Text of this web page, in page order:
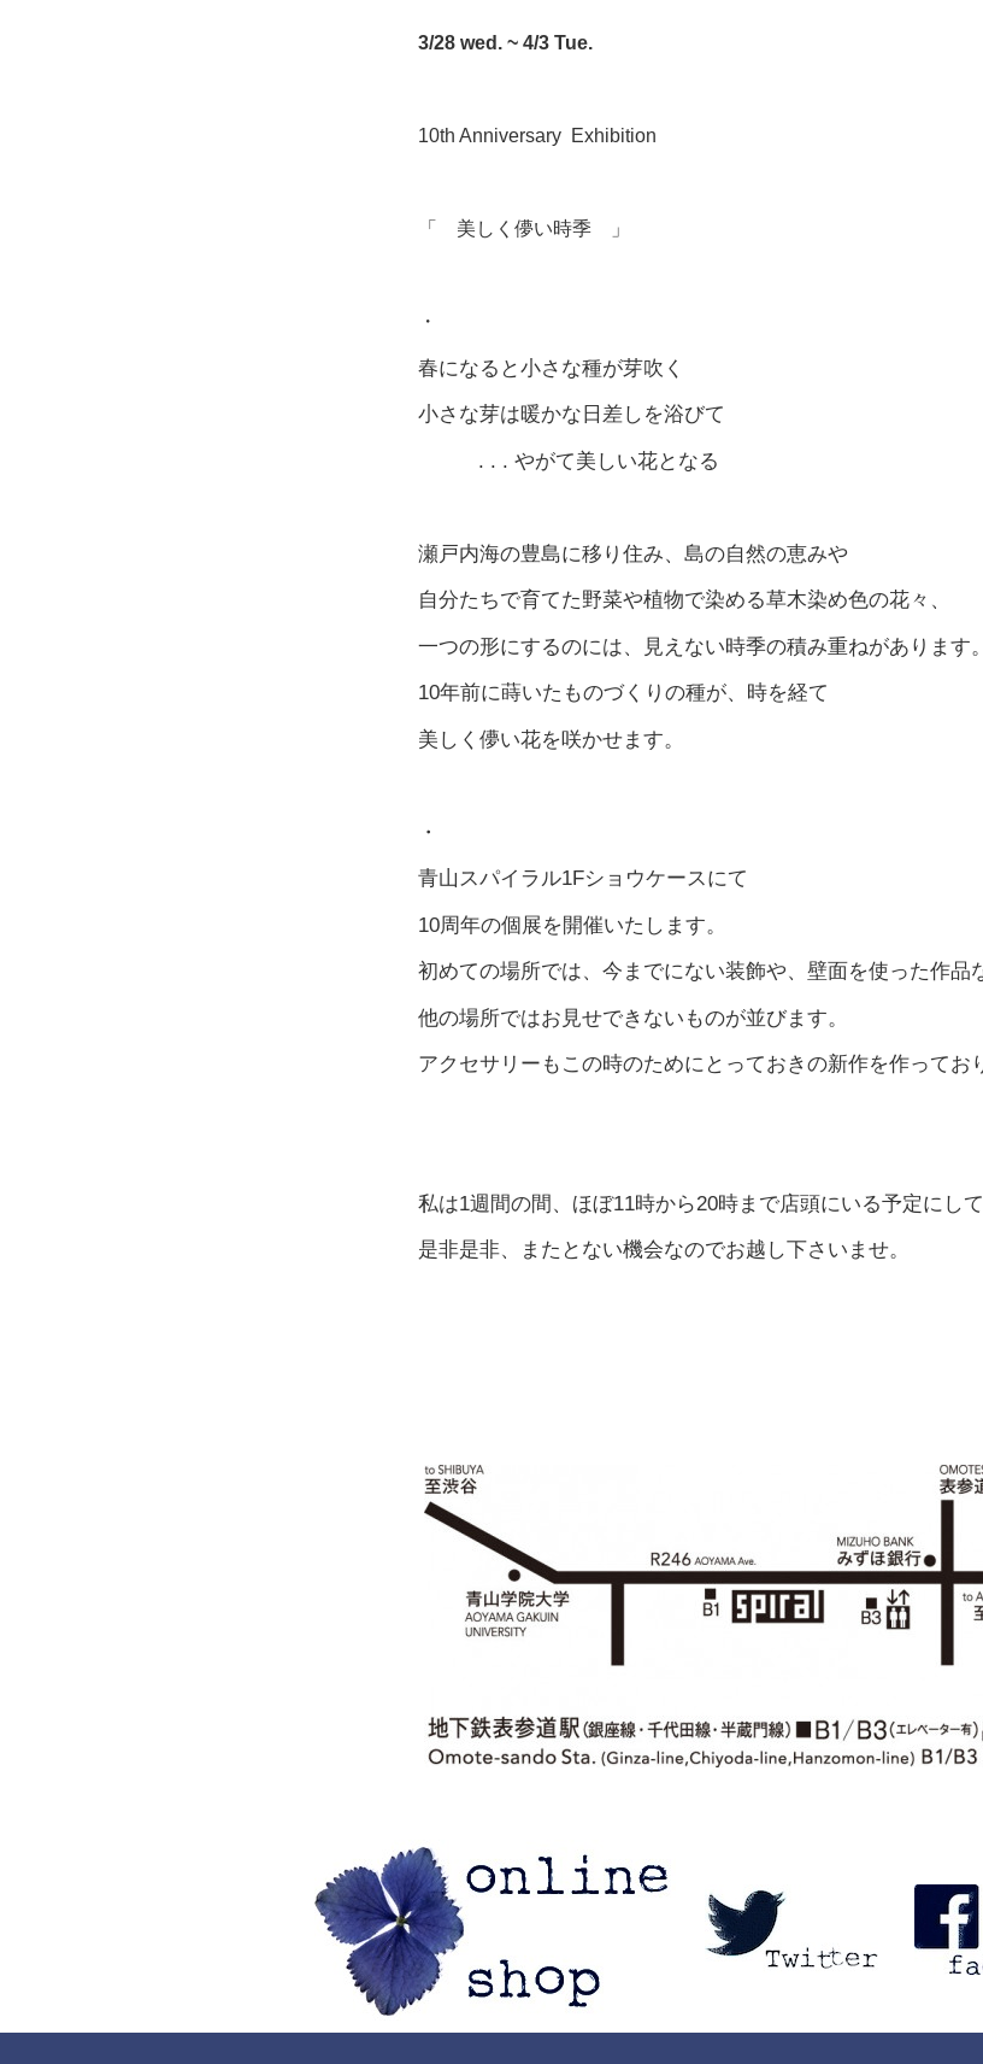
3/28 wed. ~ 4/3 Tue.
10th Anniversary Exhibition
「 美しく儚い時季 」
・
春になると小さな種が芽吹く
小さな芽は暖かな日差しを浴びて
. . . やがて美しい花となる
瀬戸内海の豊島に移り住み、島の自然の恵みや
自分たちで育てた野菜や植物で染める草木染め色の花々、
一つの形にするのには、見えない時季の積み重ねがあります。
10年前に蒔いたものづくりの種が、時を経て
美しく儚い花を咲かせます。
・
青山スパイラル1Fショウケースにて
10周年の個展を開催いたします。
初めての場所では、今までにない装飾や、壁面を使った作品
他の場所ではお見せできないものが並びます。
アクセサリーもこの時のためにとっておきの新作を作ってお
私は1週間の間、ほぼ11時から20時まで店頭にいる予定にして
是非是非、またとない機会なのでお越し下さいませ。